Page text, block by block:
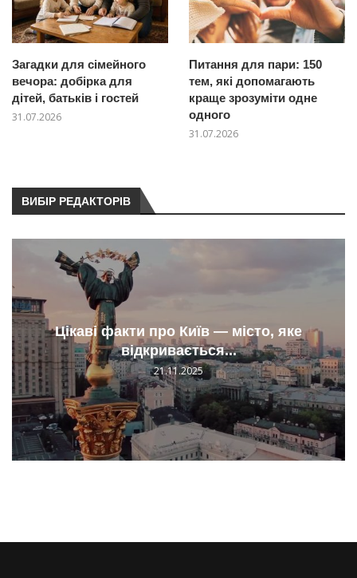
Загадки для сімейного
вечора: добірка для
дітей, батьків і гостей
31.07.2026
Питання для пари: 150
тем, які допомагають
краще зрозуміти одне
одного
31.07.2026
ВИБІР РЕДАКТОРІВ
Цікаві факти про Київ — місто, яке
відкривається...
21.11.2025